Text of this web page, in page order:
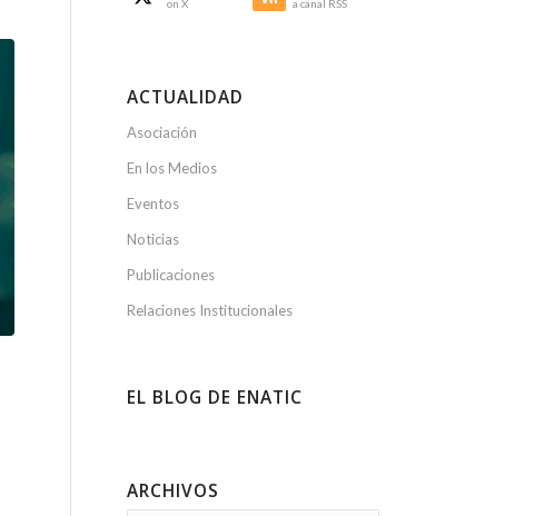
on X a canal RSS
ACTUALIDAD
Asociación
En los Medios
Eventos
Noticias
Publicaciones
Relaciones Institucionales
EL BLOG DE ENATIC
ARCHIVOS